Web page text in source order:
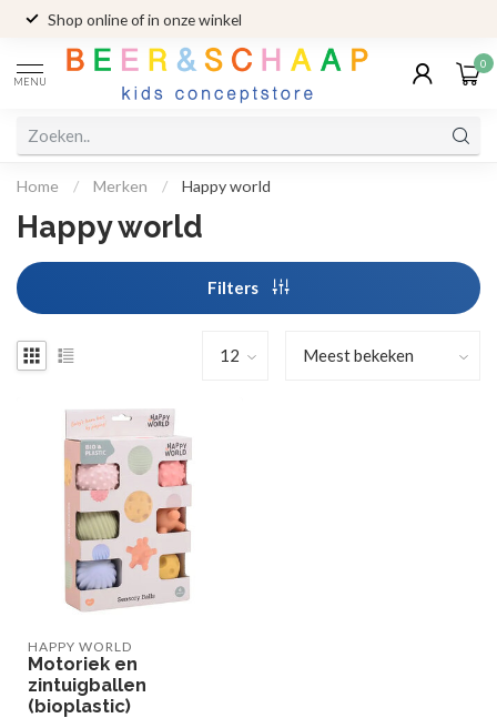
Shop online of in onze winkel
MENU
0
Home / Merken / Happy world
Happy world
Filters
HAPPY WORLD
Motoriek en
zintuigballen
(bioplastic)